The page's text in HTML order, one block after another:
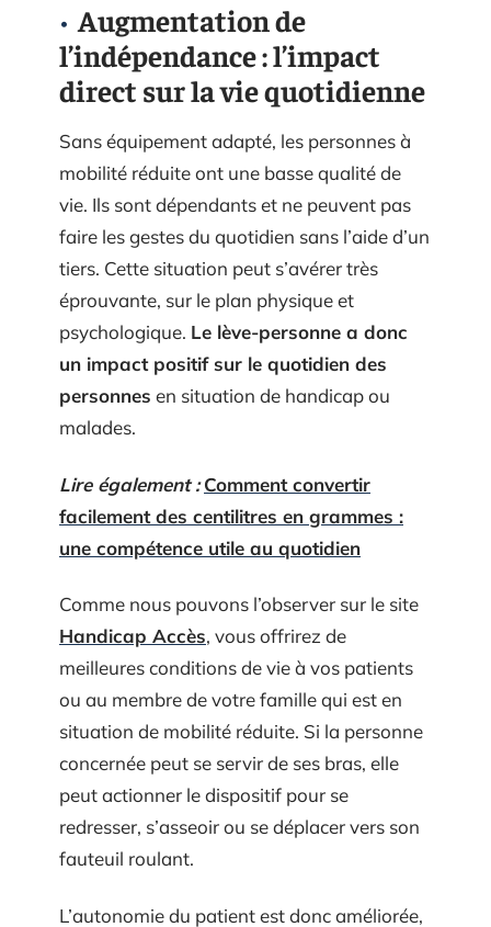
Augmentation de
l’indépendance : l’impact
direct sur la vie quotidienne
Sans équipement adapté, les personnes à
mobilité réduite ont une basse qualité de
vie. Ils sont dépendants et ne peuvent pas
faire les gestes du quotidien sans l’aide d’un
tiers. Cette situation peut s’avérer très
éprouvante, sur le plan physique et
psychologique. Le lève-personne a donc
un impact positif sur le quotidien des
personnes en situation de handicap ou
malades.
Lire également : Comment convertir
facilement des centilitres en grammes :
une compétence utile au quotidien
Comme nous pouvons l’observer sur le site
Handicap Accès, vous offrirez de
meilleures conditions de vie à vos patients
ou au membre de votre famille qui est en
situation de mobilité réduite. Si la personne
concernée peut se servir de ses bras, elle
peut actionner le dispositif pour se
redresser, s’asseoir ou se déplacer vers son
fauteuil roulant.
L’autonomie du patient est donc améliorée,